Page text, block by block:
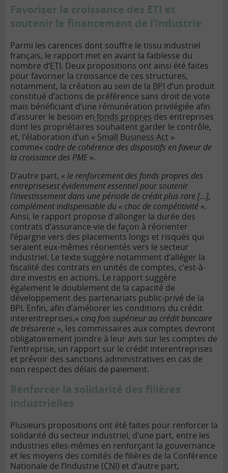
Favoriser la croissance des ETI et
soutenir le financement de l’industrie
Parmi les carences dont souffre le tissu industriel
français, le rapport met en avant la faiblesse du
nombre d’ETI. Deux propositions ont ainsi été faites
pour favoriser la croissance de ces structures,
notamment, la création au sein de la BPI d’un produit
constitué d’actions de préférence sans droit de vote
mais bénéficiant d’une rémunération privilégiée afin
d’assurer le besoin en fonds propres des entreprises
dont les propriétaires souhaitent garder le contrôle,
et, l’élaboration d’un « Small Business Act »
comme« cadre de cohérence des dispositifs en faveur de
la croissance des PME».
D’autre part, « le renforcement des fonds propres des
entreprisesest évidemment essentiel pour soutenir
l’investissement dans une période de crédit plus rare […],
complément indispensable du « choc de compétitivité ».
Ainsi, le rapport propose d’allonger la durée des
contrats d’assurance-vie de façon à réorienter
l’épargne vers des placements longs et risqués qui
seraient eux-mêmes réorientés vers le secteur
industriel. Le texte suggère notamment d’alléger la
fiscalité des contrats en unités de comptes, c’est-à-
dire investis en actions. Le rapport suggère
également le doublement de la capacité de
développement des partenariats public-privé de la
BPI. Enfin, afin d’améliorer les conditions du crédit
interentreprises,« cinq fois supérieur au crédit bancaire
de trésorerie », les commissaires aux comptes devront
obligatoirement joindre à leur avis sur les comptes de
l’entreprise, un rapport sur le crédit interentreprises
et prévoir des sanctions administratives en cas de
non respect des délais de paiement.
Renforcer la solidarité des filières
industrielles
Plusieurs propositions ont été faites pour renforcer la
solidarité du secteur industriel, d’une part, entre les
industries elles-mêmes en renforçant la gouvernance
et les moyens des comités de filières de la Conférence
Nationale de I’Industrie (CNI) et d’autre part,